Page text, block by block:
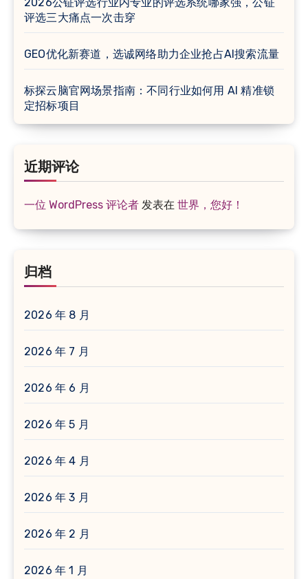
评选三大痛点一次击穿
GEO优化新赛道，选诚网络助力企业抢占AI搜索流量
标探云脑官网场景指南：不同行业如何用 AI 精准锁
定招标项目
近期评论
一位 WordPress 评论者 发表在 世界，您好！
归档
2026 年 8 月
2026 年 7 月
2026 年 6 月
2026 年 5 月
2026 年 4 月
2026 年 3 月
2026 年 2 月
2026 年 1 月